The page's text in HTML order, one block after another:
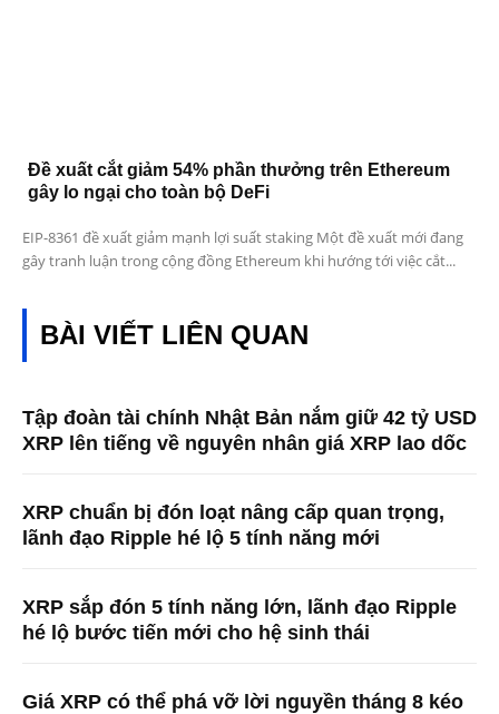
Đề xuất cắt giảm 54% phần thưởng trên Ethereum
gây lo ngại cho toàn bộ DeFi
EIP-8361 đề xuất giảm mạnh lợi suất staking Một đề xuất mới đang
gây tranh luận trong cộng đồng Ethereum khi hướng tới việc cắt...
BÀI VIẾT LIÊN QUAN
Tập đoàn tài chính Nhật Bản nắm giữ 42 tỷ USD
XRP lên tiếng về nguyên nhân giá XRP lao dốc
XRP chuẩn bị đón loạt nâng cấp quan trọng,
lãnh đạo Ripple hé lộ 5 tính năng mới
XRP sắp đón 5 tính năng lớn, lãnh đạo Ripple
hé lộ bước tiến mới cho hệ sinh thái
Giá XRP có thể phá vỡ lời nguyền tháng 8 kéo